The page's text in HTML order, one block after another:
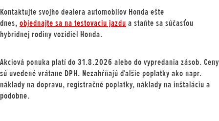
Kontaktujte svojho dealera automobilov Honda ešte
dnes, objednajte sa na testovaciu jazdu a staňte sa súčasťou
hybridnej rodiny vozidiel Honda.
Akciová ponuka platí do 31.8.2026 alebo do vypredania zásob. Ceny
sú uvedené vrátane DPH. Nezahŕňajú ďalšie poplatky ako napr.
náklady na dopravu, registračné poplatky, náklady na inštaláciu a
podobne.